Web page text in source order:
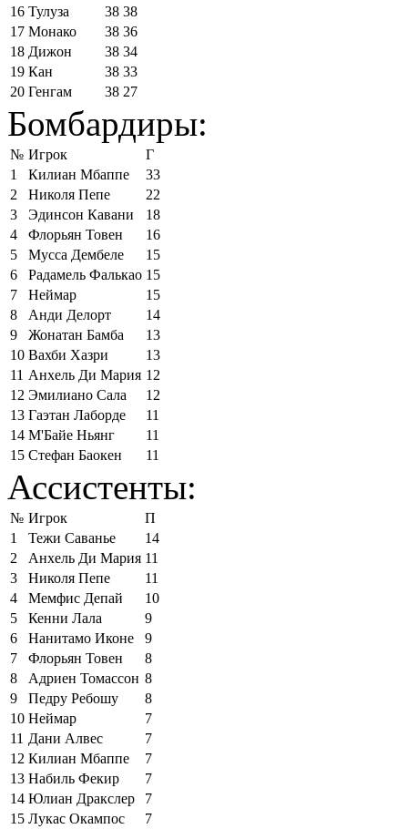
16 Тулуза 38 38
17 Монако 38 36
18 Дижон 38 34
19 Кан 38 33
20 Генгам 38 27
Бомбардиры:
№ Игрок
Г
1
Килиан Мбаппе
33
2
Николя Пепе
22
3
Эдинсон Кавани
18
4
Флорьян Товен
16
5
Мусса Дембеле
15
6
Радамель Фалькао 15
7
Неймар
15
8
Анди Делорт
14
9
Жонатан Бамба
13
10 Вахби Хазри
13
11 Анхель Ди Мария 12
12 Эмилиано Сала
12
13 Гаэтан Лаборде
11
14 М'Байе Ньянг
11
15 Стефан Баокен 11
Ассистенты:
№ Игрок
П
1
Тежи Саванье
14
2
Анхель Ди Мария 11
3
Николя Пепе
11
4
Мемфис Депай
10
5
Кенни Лала
9
6
Нанитамо Иконе
9
7
Флорьян Товен
8
8
Адриен Томассон 8
9
Педру Ребошу
8
10 Неймар
7
11 Дани Алвес
7
12 Килиан Мбаппе
7
13 Набиль Фекир
7
14 Юлиан Дракслер
7
15 Лукас Окампос 7